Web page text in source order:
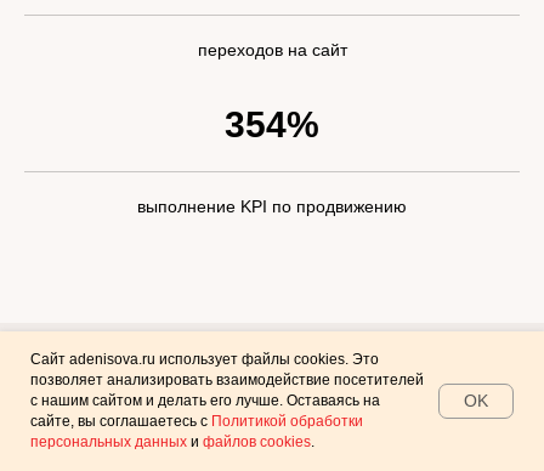
переходов на сайт
354%
выполнение KPI по продвижению
Сайт adenisova.ru использует файлы cookies. Это
позволяет анализировать взаимодействие посетителей
с нашим сайтом и делать его лучше. Оставаясь на
сайте, вы соглашаетесь с Политикой обработки
персональных данных и файлов cookies.
OK